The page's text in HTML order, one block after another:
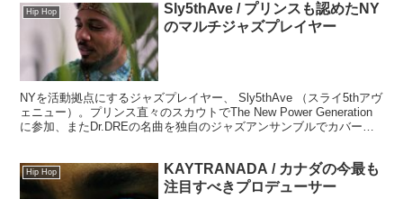
Hip Hop
Sly5thAve / プリンスも認めたNY
のマルチジャズプレイヤー
NYを活動拠点にするジャズプレイヤー、 Sly5thAve （スライ5thアヴ
ェニュー）。プリンス直々のスカウトでThe New Power Generation
に参加、またDr.DREの名曲を独自のジャズアンサンブルでカバー。
す。
Hip Hop
KAYTRANADA / カナダの今最も
注目すべきプロデューサー